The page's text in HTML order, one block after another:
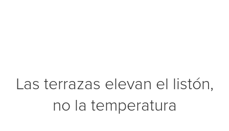
Las terrazas elevan el listón,
no la temperatura